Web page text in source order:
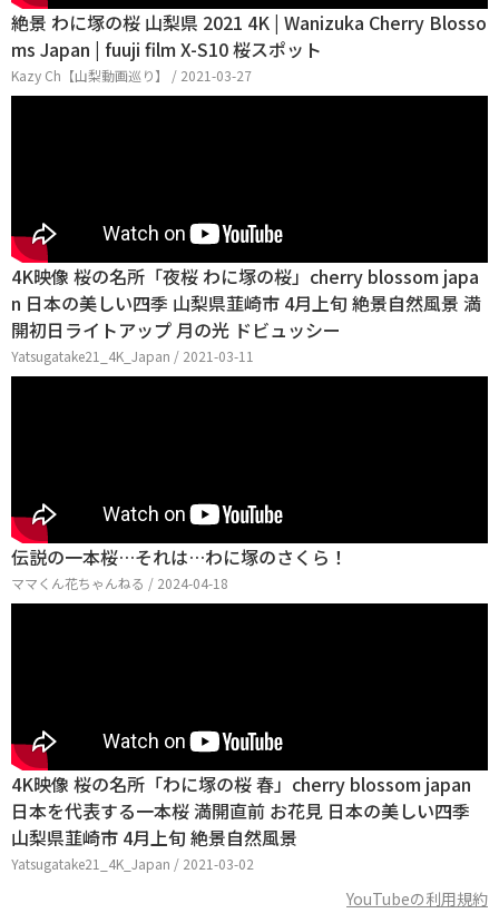
絶景 わに塚の桜 山梨県 2021 4K | Wanizuka Cherry Blosso
ms Japan | fuuji film X-S10 桜スポット
Kazy Ch【山梨動画巡り】 / 2021-03-27
4K映像 桜の名所「夜桜 わに塚の桜」cherry blossom japa
n 日本の美しい四季 山梨県韮崎市 4月上旬 絶景自然風景 満
開初日ライトアップ 月の光 ドビュッシー
Yatsugatake21_4K_Japan / 2021-03-11
伝説の一本桜…それは…わに塚のさくら！
ママくん花ちゃんねる / 2024-04-18
4K映像 桜の名所「わに塚の桜 春」cherry blossom japan
日本を代表する一本桜 満開直前 お花見 日本の美しい四季
山梨県韮崎市 4月上旬 絶景自然風景
Yatsugatake21_4K_Japan / 2021-03-02
YouTubeの利用規約